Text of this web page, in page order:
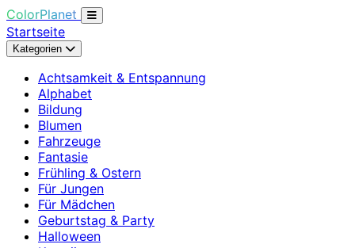
ColorPlanet
Startseite
Kategorien
Achtsamkeit & Entspannung
Alphabet
Bildung
Blumen
Fahrzeuge
Fantasie
Frühling & Ostern
Für Jungen
Für Mädchen
Geburtstag & Party
Halloween